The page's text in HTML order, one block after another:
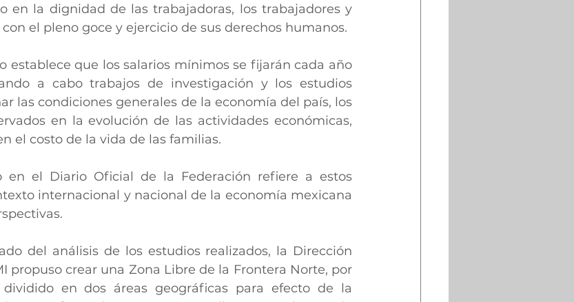
en la dignidad de las trabajadoras, los trabajadores y
el pleno goce y ejercicio de sus derechos humanos.
establece que los salarios mínimos se fijarán cada año
a cabo trabajos de investigación y los estudios
las condiciones generales de la economía del país, los
en la evolución de las actividades económicas,
el costo de la vida de las familias.
en el Diario Oficial de la Federación refiere a estos
internacional y nacional de la economía mexicana
del análisis de los estudios realizados, la Dirección
propuso crear una Zona Libre de la Frontera Norte, por
en dos áreas geográficas para efecto de la